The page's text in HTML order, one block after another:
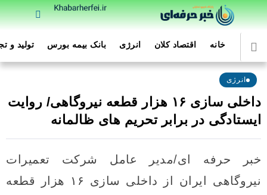
خانه اقتصاد کلان انرژی بانک بیمه بورس تولید و
انرژی
داخلی سازی ۱۶ هزار قطعه نیروگاهی/ روایت
ایستادگی در برابر تحریم های ظالمانه
خبر حرفه ای/مدیر عامل شرکت تعمیرات
نیروگاهی ایران از داخلی سازی ۱۶ هزار قطعه